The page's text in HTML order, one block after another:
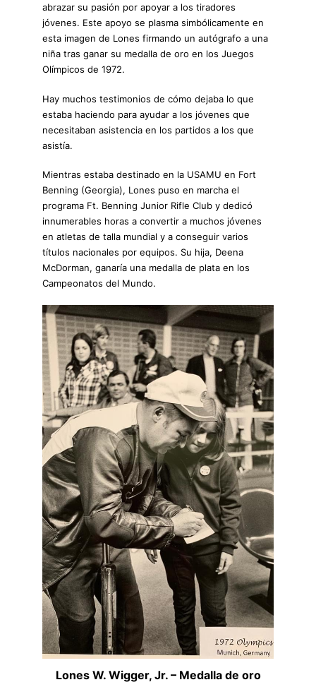
abrazar su pasión por apoyar a los tiradores
jóvenes. Este apoyo se plasma simbólicamente en
esta imagen de Lones firmando un autógrafo a una
niña tras ganar su medalla de oro en los Juegos
Olímpicos de 1972.
Hay muchos testimonios de cómo dejaba lo que
estaba haciendo para ayudar a los jóvenes que
necesitaban asistencia en los partidos a los que
asistía.
Mientras estaba destinado en la USAMU en Fort
Benning (Georgia), Lones puso en marcha el
programa Ft. Benning Junior Rifle Club y dedicó
innumerables horas a convertir a muchos jóvenes
en atletas de talla mundial y a conseguir varios
títulos nacionales por equipos. Su hija, Deena
McDorman, ganaría una medalla de plata en los
Campeonatos del Mundo.
Lones W. Wigger, Jr. – Medalla de oro